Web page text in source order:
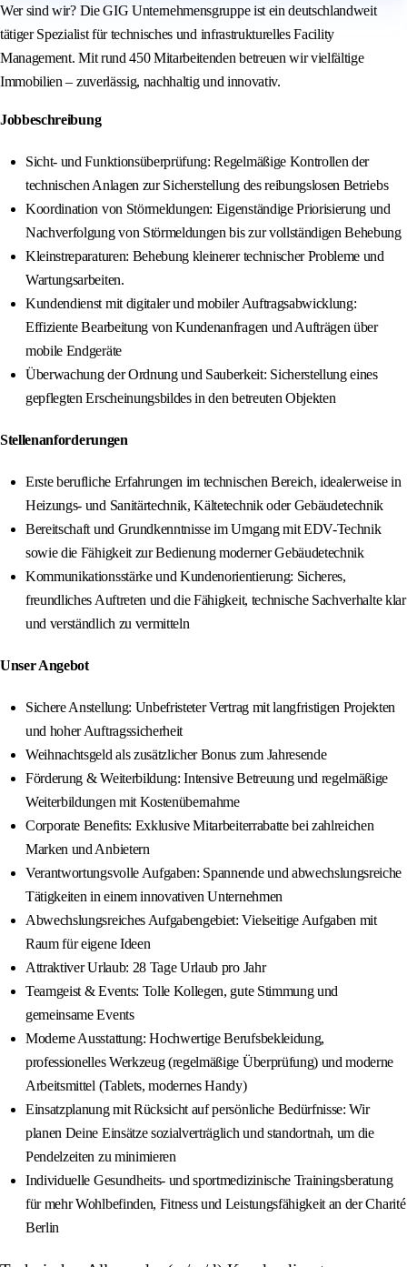
Wer sind wir? Die GIG Unternehmensgruppe ist ein deutschlandweit
tätiger Spezialist für technisches und infrastrukturelles Facility
Management. Mit rund 450 Mitarbeitenden betreuen wir vielfältige
Immobilien – zuverlässig, nachhaltig und innovativ.
Jobbeschreibung
Sicht- und Funktionsüberprüfung: Regelmäßige Kontrollen der
technischen Anlagen zur Sicherstellung des reibungslosen Betriebs
Koordination von Störmeldungen: Eigenständige Priorisierung und
Nachverfolgung von Störmeldungen bis zur vollständigen Behebung
Kleinstreparaturen: Behebung kleinerer technischer Probleme und
Wartungsarbeiten.
Kundendienst mit digitaler und mobiler Auftragsabwicklung:
Effiziente Bearbeitung von Kundenanfragen und Aufträgen über
mobile Endgeräte
Überwachung der Ordnung und Sauberkeit: Sicherstellung eines
gepflegten Erscheinungsbildes in den betreuten Objekten
Stellenanforderungen
Erste berufliche Erfahrungen im technischen Bereich, idealerweise in
Heizungs- und Sanitärtechnik, Kältetechnik oder Gebäudetechnik
Bereitschaft und Grundkenntnisse im Umgang mit EDV-Technik
sowie die Fähigkeit zur Bedienung moderner Gebäudetechnik
Kommunikationsstärke und Kundenorientierung: Sicheres,
freundliches Auftreten und die Fähigkeit, technische Sachverhalte klar
und verständlich zu vermitteln
Unser Angebot
Sichere Anstellung: Unbefristeter Vertrag mit langfristigen Projekten
und hoher Auftragssicherheit
Weihnachtsgeld als zusätzlicher Bonus zum Jahresende
Förderung & Weiterbildung: Intensive Betreuung und regelmäßige
Weiterbildungen mit Kostenübernahme
Corporate Benefits: Exklusive Mitarbeiterrabatte bei zahlreichen
Marken und Anbietern
Verantwortungsvolle Aufgaben: Spannende und abwechslungsreiche
Tätigkeiten in einem innovativen Unternehmen
Abwechslungsreiches Aufgabengebiet: Vielseitige Aufgaben mit
Raum für eigene Ideen
Attraktiver Urlaub: 28 Tage Urlaub pro Jahr
Teamgeist & Events: Tolle Kollegen, gute Stimmung und
gemeinsame Events
Moderne Ausstattung: Hochwertige Berufsbekleidung,
professionelles Werkzeug (regelmäßige Überprüfung) und moderne
Arbeitsmittel (Tablets, modernes Handy)
Einsatzplanung mit Rücksicht auf persönliche Bedürfnisse: Wir
planen Deine Einsätze sozialverträglich und standortnah, um die
Pendelzeiten zu minimieren
Individuelle Gesundheits- und sportmedizinische Trainingsberatung
für mehr Wohlbefinden, Fitness und Leistungsfähigkeit an der Charité
Berlin